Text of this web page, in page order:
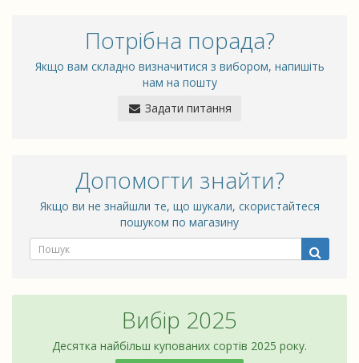
Потрібна порада?
Якщо вам складно визначитися з вибором, напишіть
нам на пошту
Задати питання
Допомогти знайти?
Якщо ви не знайшли те, що шукали, скористайтеся
пошуком по магазину
Вибір 2025
Десятка найбільш купованих сортів 2025 року.